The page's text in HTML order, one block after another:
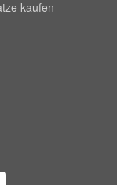
kaufen